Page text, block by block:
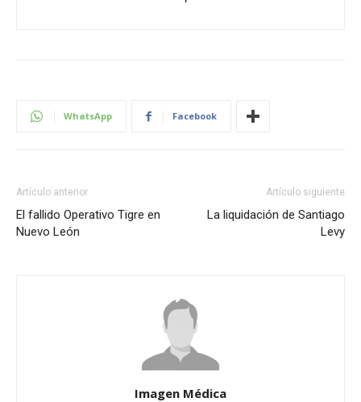
WhatsApp Facebook
Artículo anterior
El fallido Operativo Tigre en
Nuevo León
Artículo siguiente
La liquidación de Santiago
Levy
Imagen Médica